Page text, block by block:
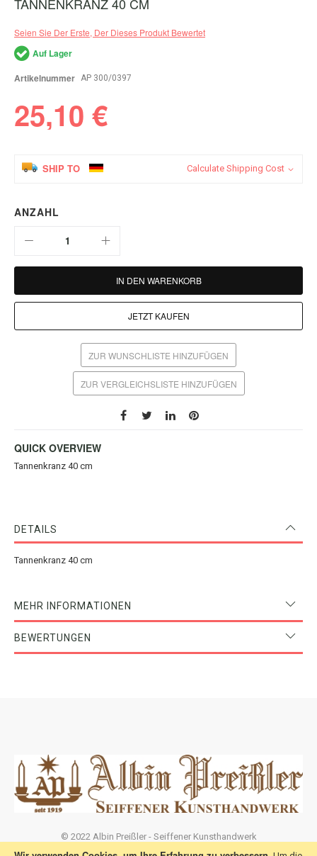
Anfang
Bildergalerie
springen
Seien Sie Der Erste, Der Dieses Produkt Bewertet
Auf Lager
Artikelnummer
AP 300/0397
25,10 €
SHIP TO Calculate Shipping Cost
ANZAHL
IN DEN WARENKORB
JETZT KAUFEN
ZUR WUNSCHLISTE HINZUFÜGEN
ZUR VERGLEICHSLISTE HINZUFÜGEN
QUICK OVERVIEW
Tannenkranz 40 cm
DETAILS
Tannenkranz 40 cm
MEHR INFORMATIONEN
BEWERTUNGEN
© 2022 Albin Preißler - Seiffener Kunsthandwerk